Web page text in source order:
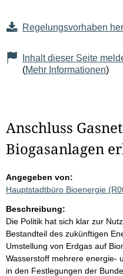
Regelungsvorhaben
Inhalt dieser Seite
(Mehr Informationen)
Anschluss
Biogasanlagen
Angegeben von:
Hauptstadtbüro Bioenergie
Beschreibung:
Die Politik hat sich klar zur
Bestandteil des zukünftigen
Umstellung von Erdgas auf
Wasserstoff mehrere energie-
in den Festlegungen der